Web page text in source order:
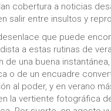
cobertura a noticias
salir entre insultos y
que puede
a estas rutinas de
de una buena
o de un encuadre
al poder, y en verano
la vertiente fotográfica